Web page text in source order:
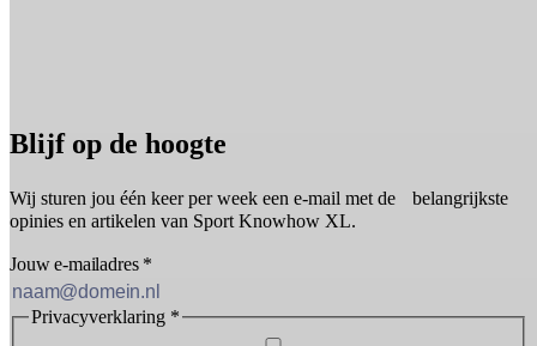
Blijf op de hoogte
Wij sturen jou één keer per week een e-mail met de belangrijkste
opinies en artikelen van Sport Knowhow XL.
Jouw e-mailadres *
Privacyverklaring *